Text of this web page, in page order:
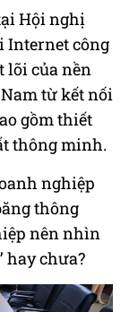
Hội nghị
Internet công
lõi của nền
từ kết nối
gồm thiết
thông minh.
nghiệp
thông
nên nhìn
hay chưa?